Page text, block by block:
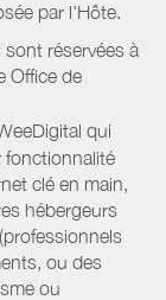
par l'Hôte.
réservées à
Office de
qui
fonctionnalité
clé en main,
hébergeurs
ou des
ou